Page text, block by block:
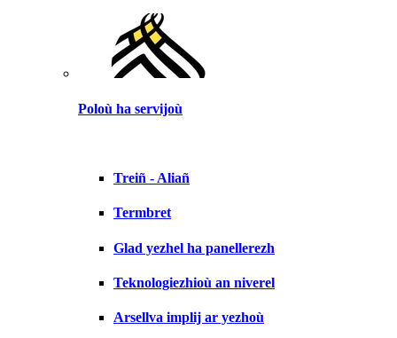
Poloù ha servijoù
Treiñ - Aliañ
Termbret
Glad yezhel ha panellerezh
Teknologiezhioù an niverel
Arsellva implij ar yezhoù